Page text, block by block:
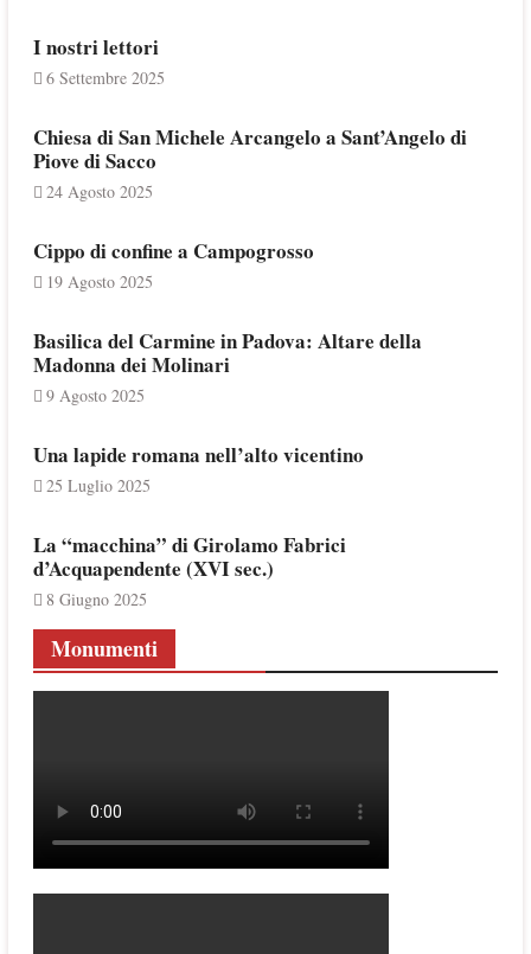
I nostri lettori
6 Settembre 2025
Chiesa di San Michele Arcangelo a Sant’Angelo di
Piove di Sacco
24 Agosto 2025
Cippo di confine a Campogrosso
19 Agosto 2025
Basilica del Carmine in Padova: Altare della
Madonna dei Molinari
9 Agosto 2025
Una lapide romana nell’alto vicentino
25 Luglio 2025
La “macchina” di Girolamo Fabrici
d’Acquapendente (XVI sec.)
8 Giugno 2025
Monumenti